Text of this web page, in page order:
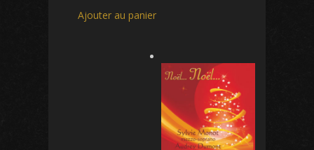
Ajouter au panier